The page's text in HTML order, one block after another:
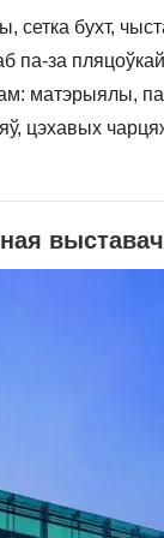
сетка бухт,
па-за
матэрыялы,
цэхавых